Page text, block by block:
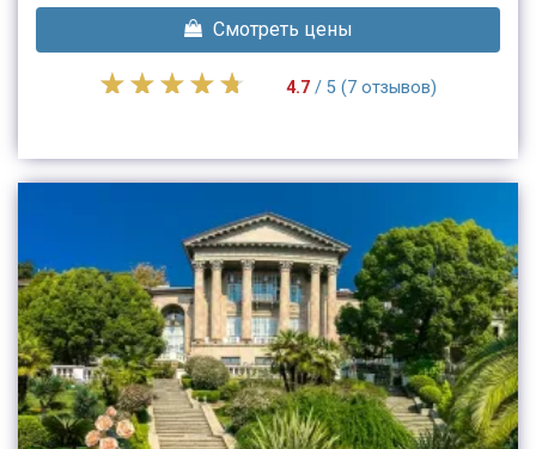
Смотреть цены
4.7/ 5 (7 отзывов)